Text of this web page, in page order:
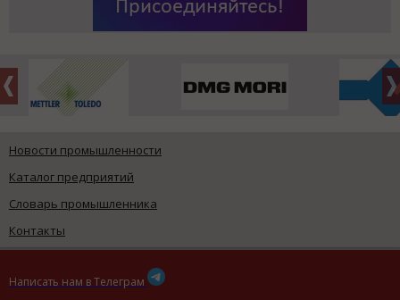
Новости промышленности
Каталог предприятий
Словарь промышленника
Контакты
Написать нам в Телеграм